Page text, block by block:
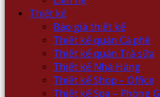
Thiết kế
Báo giá thiết kế
Thiết kế quán Cà phê
Thiết kế quán Trà sữa
Thiết kế Nhà Hàng
Thiết kế Shop – Office
Thiết kế Spa – Phòng